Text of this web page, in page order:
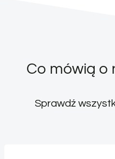
Co mówią o
Sprawdź